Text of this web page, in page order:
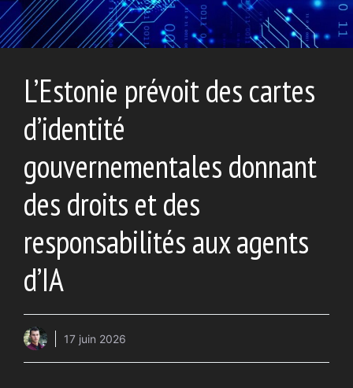
L’Estonie prévoit des cartes
d’identité
gouvernementales donnant
des droits et des
responsabilités aux agents
d’IA
17 juin 2026